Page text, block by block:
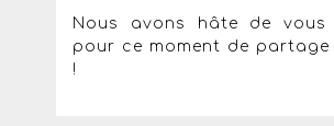
Nous avons hâte de vous
pour ce moment de partage
!